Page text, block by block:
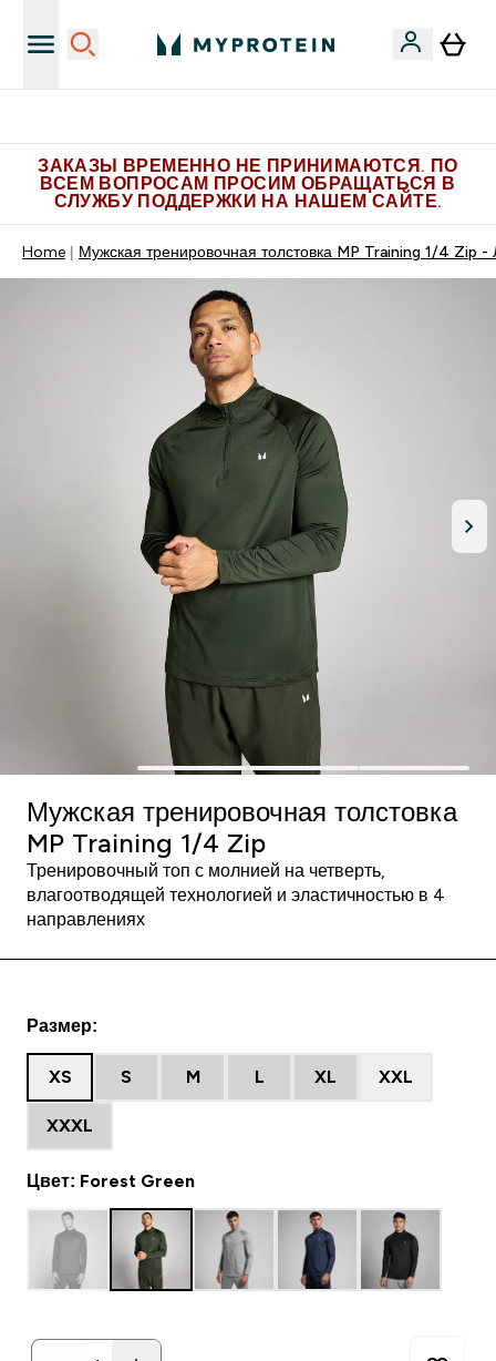
ЗАКАЗЫ ВРЕМЕННО НЕ ПРИНИМАЮТСЯ. ПО
ВСЕМ ВОПРОСАМ ПРОСИМ ОБРАЩАТЬСЯ В
СЛУЖБУ ПОДДЕРЖКИ НА НАШЕМ САЙТЕ.
Home Мужская тренировочная толстовка MP Training 1/4 Zip
Мужская тренировочная толстовка
MP Training 1/4 Zip
Тренировочный топ с молнией на четверть,
влагоотводящей технологией и эластичностью в 4
направлениях
Размер:
XS S M L XL XXL
XXXL
Цвет: Forest Green